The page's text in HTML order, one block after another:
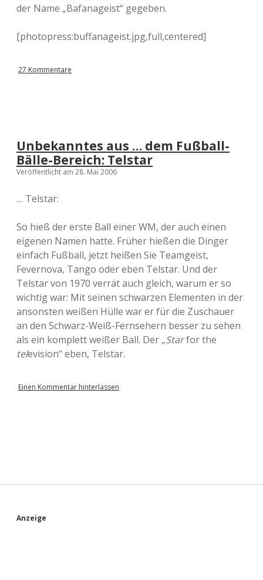
der Name „Bafanageist“ gegeben.
[photopress:buffanageist.jpg,full,centered]
27 Kommentare
Unbekanntes aus … dem Fußball-
Bälle-Bereich: Telstar
Veröffentlicht am 28. Mai 2006
… Telstar:
So hieß der erste Ball einer WM, der auch einen
eigenen Namen hatte. Früher hießen die Dinger
einfach Fußball, jetzt heißen Sie Teamgeist,
Fevernova, Tango oder eben Telstar. Und der
Telstar von 1970 verrät auch gleich, warum er so
wichtig war: Mit seinen schwarzen Elementen in der
ansonsten weißen Hülle war er für die Zuschauer
an den Schwarz-Weiß-Fernsehern besser zu sehen
als ein komplett weißer Ball. Der „Starfor the
television“ eben, Telstar.
Einen Kommentar hinterlassen
S
Anzeige